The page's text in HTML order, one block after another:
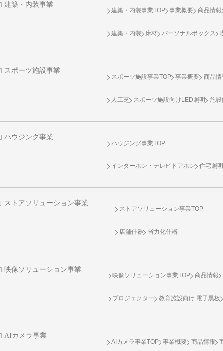
建築・内装事業
建築・内装事業TOP 事業概要 商品情報
建築・内装 床材 パーソナルボックス
スポーツ施設事業
スポーツ施設事業TOP 事業概要 商品情
人工芝 スポーツ施設向けLED照明 施設
ハウジング事業
ハウジング事業TOP
インターホン・テレビドアホン 住宅照明
ストアソリューション事業
ストアソリューション事業TOP
店舗什器 省力化什器
映像ソリューション事業
映像ソリューション事業TOP 商品情報
プロジェクター 教育施設向け 電子黒板
AIカメラ事業
AIカメラ事業TOP 事業概要 商品情報